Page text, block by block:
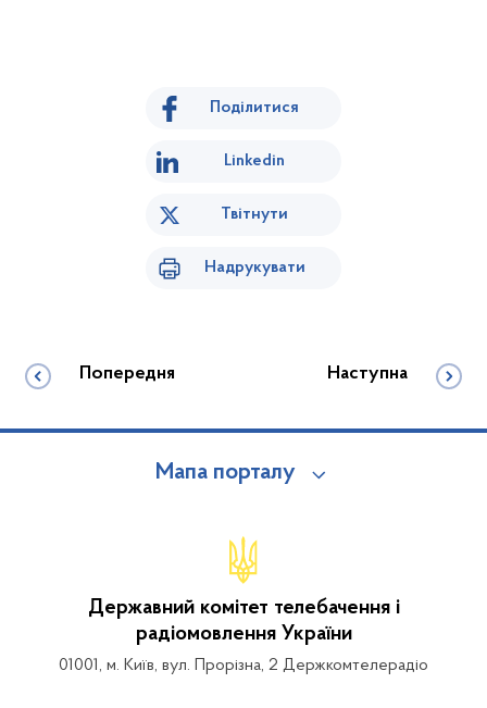
Поділитися
Linkedin
Твітнути
Надрукувати
Попередня Наступна
Мапа порталу
Державний комітет телебачення і
радіомовлення України
01001, м. Київ, вул. Прорізна, 2 Держкомтелерадіо